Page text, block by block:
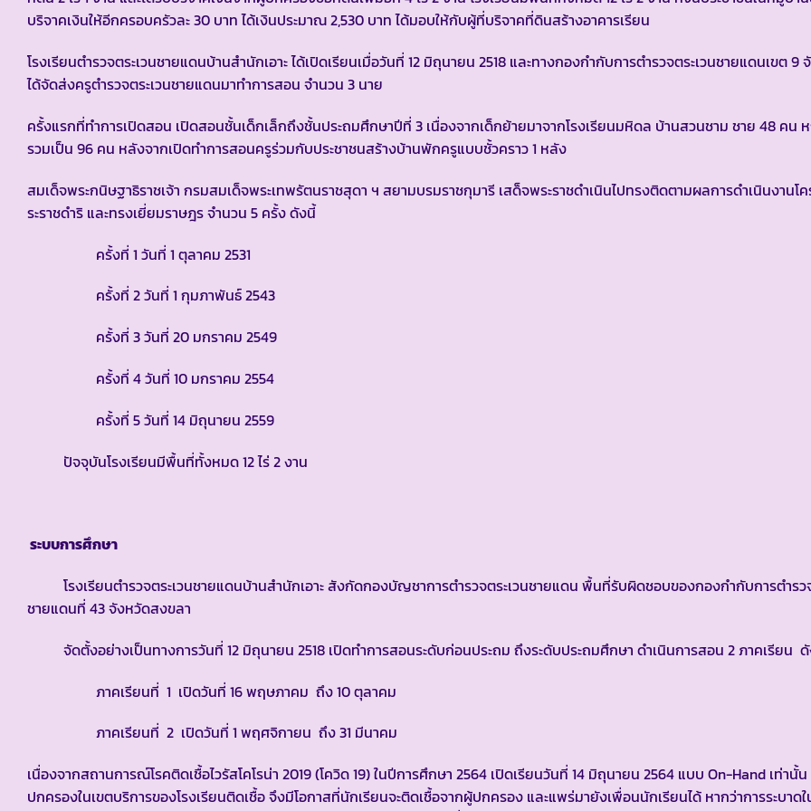
บริจาคเงินให้อีกครอบครัวละ 30 บาท ได้เงินประมาณ 2,530 บาท ได้มอบให้กับผู้ที่บริจาคที่ดินสร้างอาคารเรียน
โรงเรียนตำรวจตระเวนชายแดนบ้านสำนักเอาะ ได้เปิดเรียนเมื่อวันที่ 12 มิถุนายน 2518 และทางกองกำกับการตำรวจตระเวนชายแดนเขต 9
ได้จัดส่งครูตำรวจตระเวนชายแดนมาทำการสอน จำนวน 3 นาย
ครั้งแรกที่ทำการเปิดสอน เปิดสอนชั้นเด็กเล็กถึงชั้นประถมศึกษาปีที่ 3 เนื่องจากเด็กย้ายมาจากโรงเรียนมหิดล บ้านสวนชาม ชาย 48 ค
รวมเป็น 96 คน หลังจากเปิดทำการสอนครูร่วมกับประชาชนสร้างบ้านพักครูแบบชั้วคราว 1 หลัง
สมเด็จพระกนิษฐาธิราชเจ้า กรมสมเด็จพระเทพรัตนราชสุดา ฯ สยามบรมราชกุมารี เสด็จพระราชดำเนินไปทรงติดตามผลการดำเนินงานโ
ระราชดำริ และทรงเยี่ยมราษฎร จำนวน 5 ครั้ง ดังนี้
ครั้งที่ 1 วันที่ 1 ตุลาคม 2531
ครั้งที่ 2 วันที่ 1 กุมภาพันธ์ 2543
ครั้งที่ 3 วันที่ 20 มกราคม 2549
ครั้งที่ 4 วันที่ 10 มกราคม 2554
ครั้งที่ 5 วันที่ 14 มิถุนายน 2559
ปัจจุบันโรงเรียนมีพื้นที่ทั้งหมด 12 ไร่ 2 งาน
ระบบการศึกษา
โรงเรียนตำรวจตระเวนชายแดนบ้านสำนักเอาะ สังกัดกองบัญชาการตำรวจตระเวนชายแดน พื้นที่รับผิดชอบของกองกำกับการตำรว
ชายแดนที่ 43 จังหวัดสงขลา
จัดตั้งอย่างเป็นทางการวันที่ 12 มิถุนายน 2518 เปิดทำการสอนระดับก่อนประถม ถึงระดับประถมศึกษา ดำเนินการสอน 2 ภาคเรียน
ภาคเรียนที่ 1 เปิดวันที่ 16 พฤษภาคม ถึง 10 ตุลาคม
ภาคเรียนที่ 2 เปิดวันที่ 1 พฤศจิกายน ถึง 31 มีนาคม
เนื่องจากสถานการณ์โรคติดเชื้อไวรัสโคโรน่า 2019 (โควิด 19) ในปีการศึกษา 2564 เปิดเรียนวันที่ 14 มิถุนายน 2564 แบบ On-Hand เท่านั้น
ปกครองในเขตบริการของโรงเรียนติดเชื้อ จึงมีโอกาสที่นักเรียนจะติดเชื้อจากผู้ปกครอง และแพร่มายังเพื่อนนักเรียนได้ หากว่าการระบา